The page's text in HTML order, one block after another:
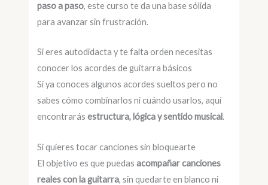
paso a paso, este curso te da una base sólida
para avanzar sin frustración.
Si eres autodidacta y te falta orden necesitas
conocer los acordes de guitarra básicos
Si ya conoces algunos acordes sueltos pero no
sabes cómo combinarlos ni cuándo usarlos, aquí
encontrarásestructura, lógica y sentido musical.
Si quieres tocar canciones sin bloquearte
El objetivo es que puedasacompañar canciones
reales con la guitarra, sin quedarte en blanco ni